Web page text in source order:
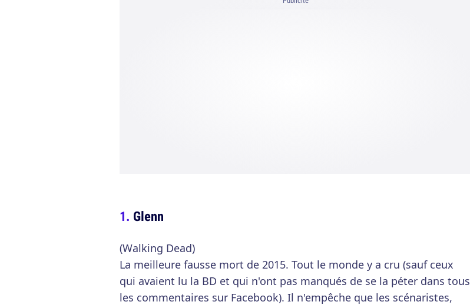
Glenn
(Walking Dead)
La meilleure fausse mort de 2015. Tout le monde y a cru (sauf ceux
qui avaient lu la BD et qui n'ont pas manqués de se la péter dans tous
les commentaires sur Facebook). Il n'empêche que les scénaristes,